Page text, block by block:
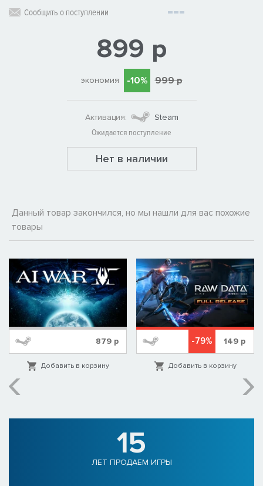
Сообщить о поступлении
899 р
экономия -10% 999 р
Активация:
Steam
Ожидается поступление
Нет в наличии
Данный товар закончился, но мы нашли для вас похожие
товары
879 р
Добавить в корзину
-79% 149 р
Добавить в корзину
15
ЛЕТ ПРОДАЕМ ИГРЫ